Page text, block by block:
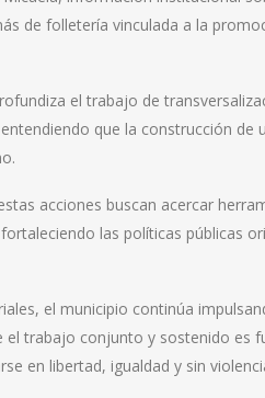
de folletería vinculada a la
el trabajo de
que la construcción de
acciones buscan acercar
las políticas públicas
el municipio continúa
trabajo conjunto y sostenido es
en libertad, igualdad y sin